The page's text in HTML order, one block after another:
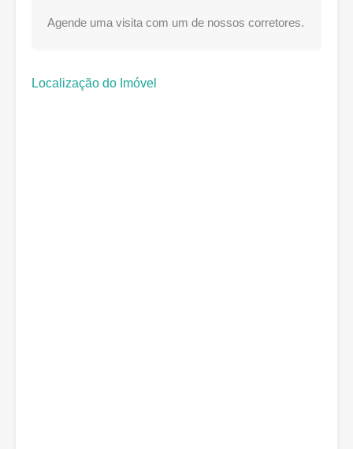
Agende uma visita com um de nossos corretores.
Localização do Imóvel